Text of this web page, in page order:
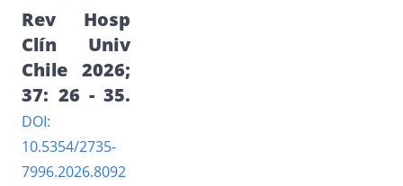
Rev Hosp
Clín Univ
Chile 2026;
37: 26 - 35.
DOI:
10.5354/2735-
7996.2026.8092